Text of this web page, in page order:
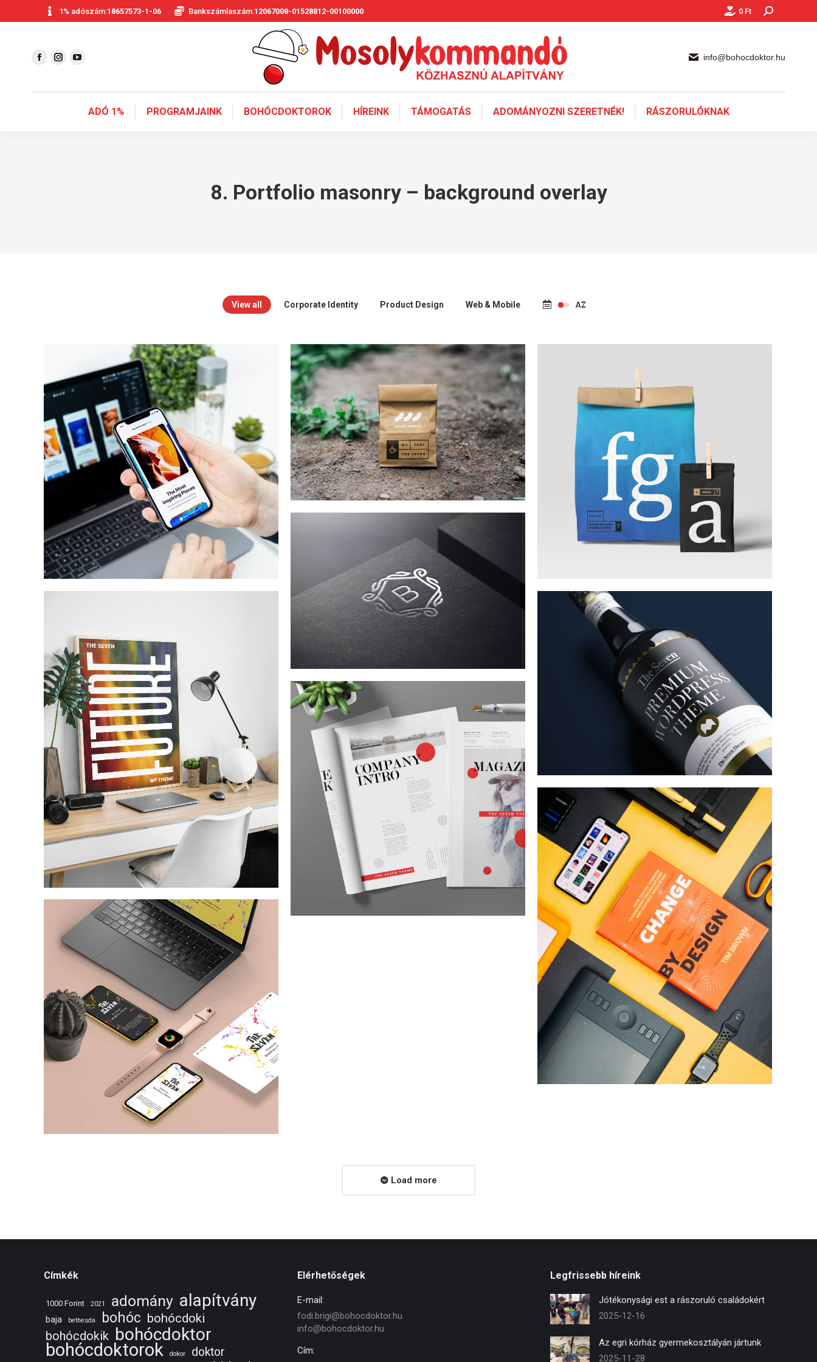
1% adószám:18657573-1-06 Bankszámlaszám:12067008-01528812-00100000 0 Ft Keresés:
info@bohocdoktor.hu
ADÓ 1% PROGRAMJAINK BOHÓCDOKTOROK HÍREINK TÁMOGATÁS ADOMÁNYOZNI SZERETNÉK! RÁSZORULÓKNAK
8. Portfolio masonry – background overlay
View all Corporate Identity Product Design Web & Mobile
Web & Mobile
Web & Mobile
Web & Mobile
Corporate Identity
Product Design
Product Design
Corporate Identity
Product Design
Web & Mobile
Load more
Címkék
1000 Forint 2021 adomány alapítvány
baja bethesda bohóc bohócdoki
bohócdokik bohócdoktor
bohócdoktorok dokor doktor
Elérhetőségek
E-mail:
fodi.brigi@bohocdoktor.hu
info@bohocdoktor.hu
Cím:
Legfrissebb híreink
Jótékonysági est a rászoruló családokért
2025-12-16
Az egri kórház gyermekosztályán jártunk
2025-11-28